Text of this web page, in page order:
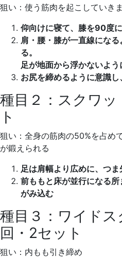
狙い：使う筋肉を起こしていき
仰向けに寝て、膝を90度
肩・腰・膝が一直線にな
る。
足が地面から浮かないよう
お尻を締めるように意識
種目２：スクワ
ト
狙い：全身の筋肉の50%を占め
が鍛えられる
足は肩幅より広めに、つま
前ももと床が並行になる
がみ込む
種目３：ワイドス
回・2セット
狙い：内もも引き締め